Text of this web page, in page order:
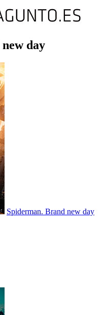
day
Spiderman. Brand new day